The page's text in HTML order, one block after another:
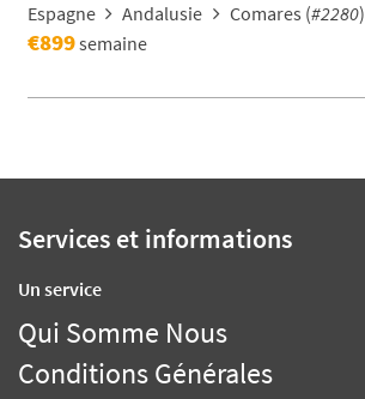
Espagne
Andalusie Comares (#2280)
€899semaine
Services et informations
Un service
Qui Somme Nous
Conditions Générales